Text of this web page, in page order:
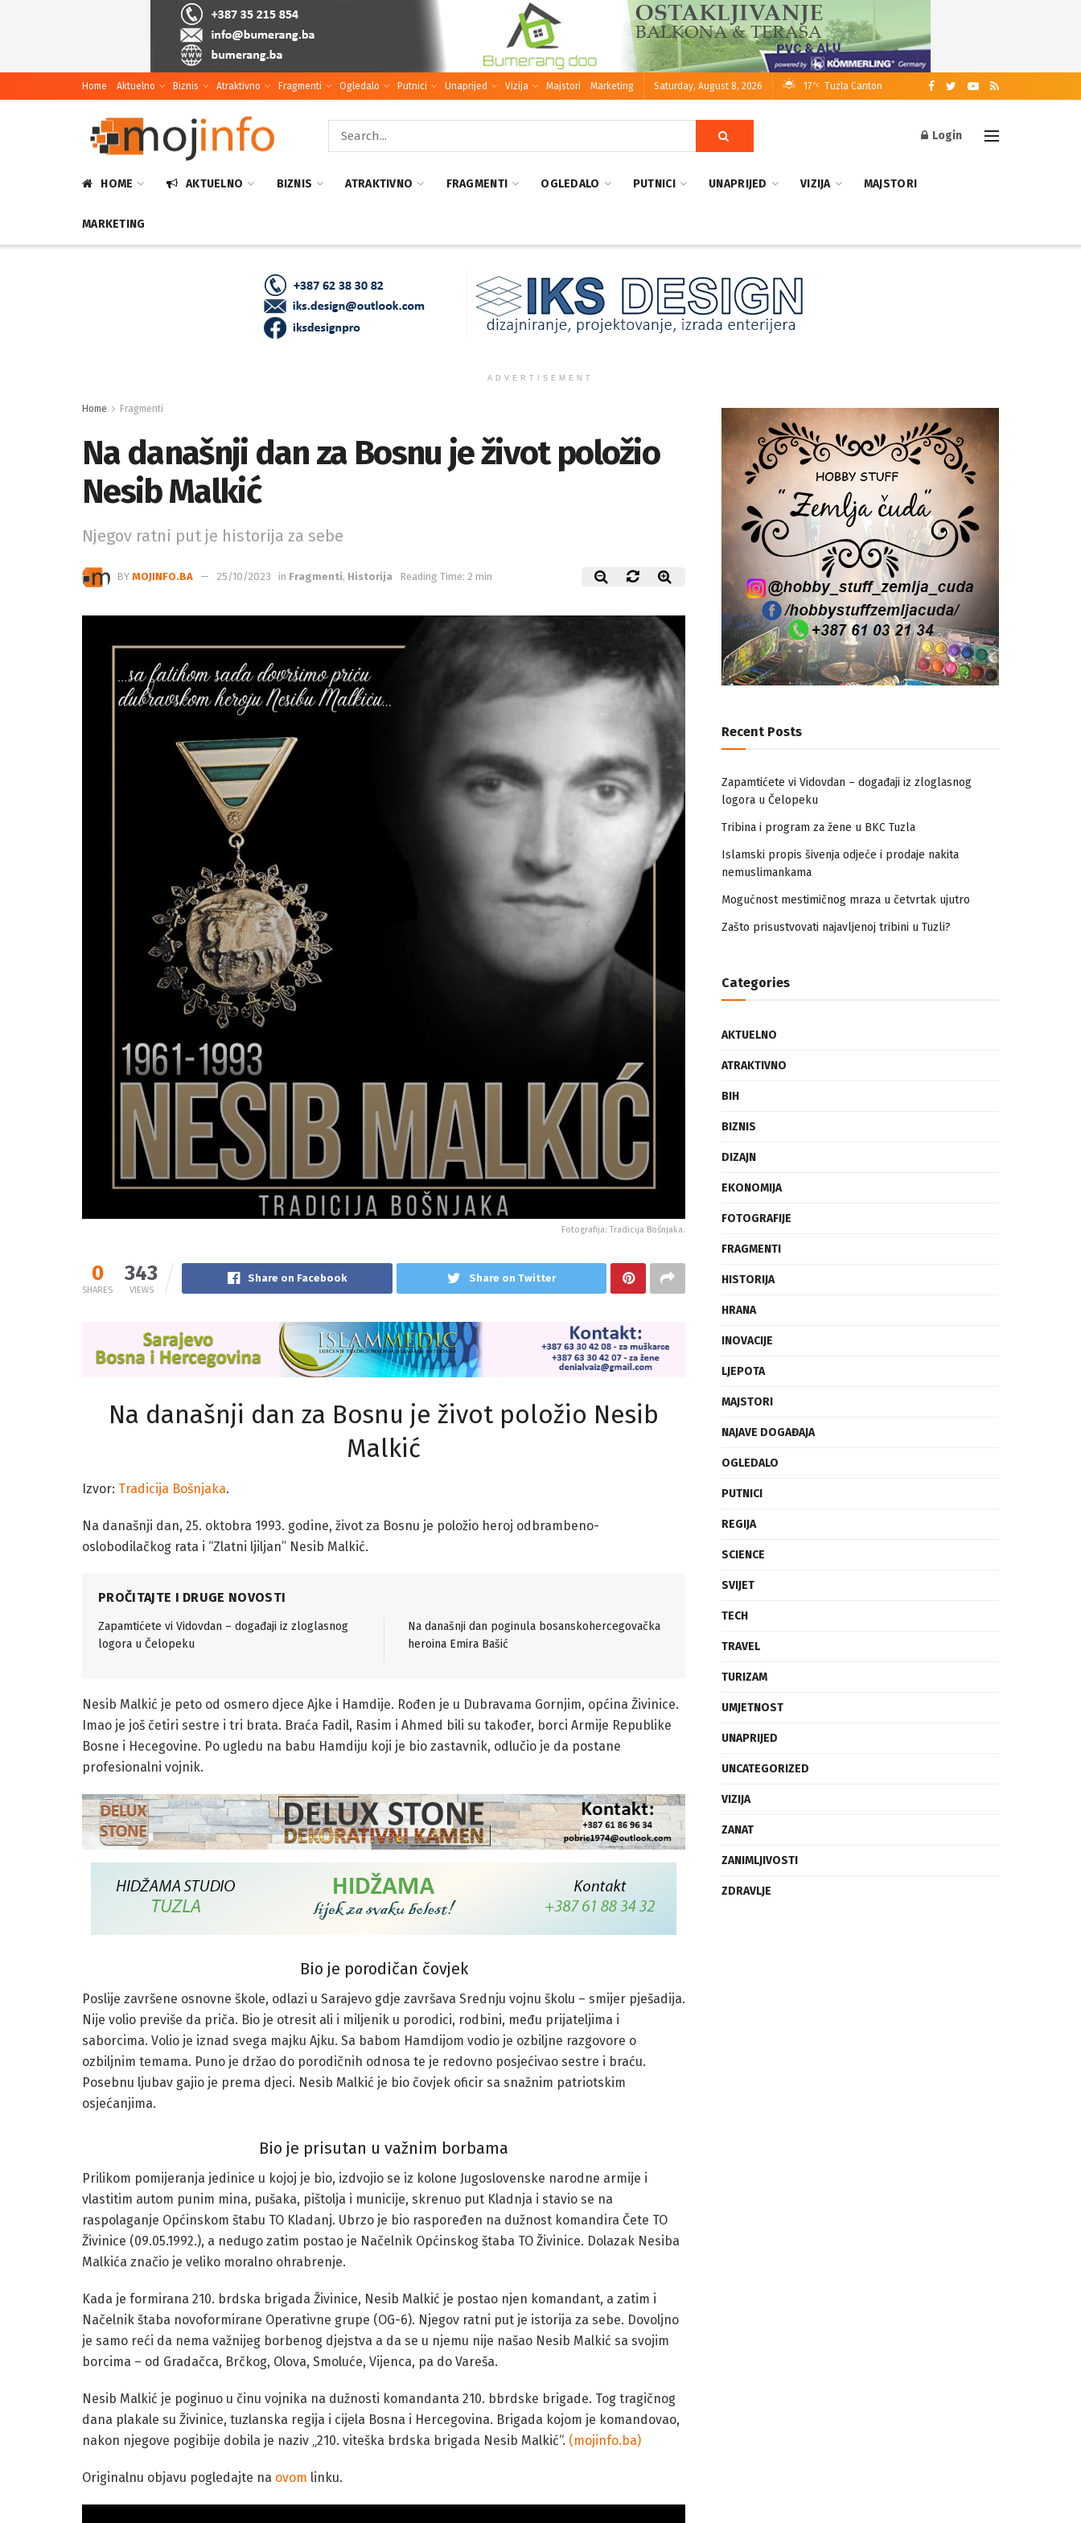
Home Aktuelno Biznis Atraktivno Fragmenti Ogledalo Putnici Unaprijed Vizija Majstori Marketing Saturday, August 8, 2026 17 °C Tuzla Canton
Login
HOME AKTUELNO BIZNIS ATRAKTIVNO FRAGMENTI OGLEDALO PUTNICI UNAPRIJED VIZIJA MAJSTORI
MARKETING
ADVERTISEMENT
Home Fragmenti
Na današnji dan za Bosnu je život položio
Nesib Malkić
Njegov ratni put je historija za sebe
BY MOJINFO.BA 25/10/2023 in Fragmenti, Historija Reading Time: 2 min
Fotografija: Tradicija Bošnjaka.
0
SHARES
343
VIEWS
Share on Facebook Share on Twitter
Na današnji dan za Bosnu je život položio Nesib
Malkić
Izvor: Tradicija Bošnjaka.
Na današnji dan, 25. oktobra 1993. godine, život za Bosnu je položio heroj odbrambeno-
oslobodilačkog rata i “Zlatni ljiljan” Nesib Malkić.
PROČITAJTE I DRUGE NOVOSTI
Zapamtićete vi Vidovdan – događaji iz zloglasnog
logora u Čelopeku
Na današnji dan poginula bosanskohercegovačka
heroina Emira Bašić
Nesib Malkić je peto od osmero djece Ajke i Hamdije. Rođen je u Dubravama Gornjim, općina Živinice.
Imao je još četiri sestre i tri brata. Braća Fadil, Rasim i Ahmed bili su također, borci Armije Republike
Bosne i Hecegovine. Po ugledu na babu Hamdiju koji je bio zastavnik, odlučio je da postane
profesionalni vojnik.
Bio je porodičan čovjek
Poslije završene osnovne škole, odlazi u Sarajevo gdje završava Srednju vojnu školu – smijer pješadija.
Nije volio previše da priča. Bio je otresit ali i miljenik u porodici, rodbini, među prijateljima i
saborcima. Volio je iznad svega majku Ajku. Sa babom Hamdijom vodio je ozbiljne razgovore o
ozbiljnim temama. Puno je držao do porodičnih odnosa te je redovno posjećivao sestre i braću.
Posebnu ljubav gajio je prema djeci. Nesib Malkić je bio čovjek oficir sa snažnim patriotskim
osjećanjima.
Bio je prisutan u važnim borbama
Prilikom pomijeranja jedinice u kojoj je bio, izdvojio se iz kolone Jugoslovenske narodne armije i
vlastitim autom punim mina, pušaka, pištolja i municije, skrenuo put Kladnja i stavio se na
raspolaganje Općinskom štabu TO Kladanj. Ubrzo je bio raspoređen na dužnost komandira Čete TO
Živinice (09.05.1992.), a nedugo zatim postao je Načelnik Općinskog štaba TO Živinice. Dolazak Nesiba
Malkića značio je veliko moralno ohrabrenje.
Kada je formirana 210. brdska brigada Živinice, Nesib Malkić je postao njen komandant, a zatim i
Načelnik štaba novoformirane Operativne grupe (OG-6). Njegov ratni put je istorija za sebe. Dovoljno
je samo reći da nema važnijeg borbenog djejstva a da se u njemu nije našao Nesib Malkić sa svojim
borcima – od Gradačca, Brčkog, Olova, Smoluće, Vijenca, pa do Vareša.
Nesib Malkić je poginuo u činu vojnika na dužnosti komandanta 210. bbrdske brigade. Tog tragičnog
dana plakale su Živinice, tuzlanska regija i cijela Bosna i Hercegovina. Brigada kojom je komandovao,
nakon njegove pogibije dobila je naziv „210. viteška brdska brigada Nesib Malkić“. (mojinfo.ba)
Originalnu objavu pogledajte na ovom linku.
Recent Posts
Zapamtićete vi Vidovdan – događaji iz zloglasnog
logora u Čelopeku
Tribina i program za žene u BKC Tuzla
Islamski propis šivenja odjeće i prodaje nakita
nemuslimankama
Mogućnost mestimičnog mraza u četvrtak ujutro
Zašto prisustvovati najavljenoj tribini u Tuzli?
Categories
AKTUELNO
ATRAKTIVNO
BIH
BIZNIS
DIZAJN
EKONOMIJA
FOTOGRAFIJE
FRAGMENTI
HISTORIJA
HRANA
INOVACIJE
LJEPOTA
MAJSTORI
NAJAVE DOGAĐAJA
OGLEDALO
PUTNICI
REGIJA
SCIENCE
SVIJET
TECH
TRAVEL
TURIZAM
UMJETNOST
UNAPRIJED
UNCATEGORIZED
VIZIJA
ZANAT
ZANIMLJIVOSTI
ZDRAVLJE